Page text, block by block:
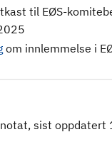
til EØS-
om innlemmelse i
sist oppdatert